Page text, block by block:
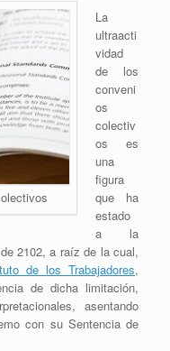
La
ultraacti
vidad
de los
conveni
os
colectiv
os es
una
figura
que ha
estado
a la
2102, a raíz de la cual,
de los Trabajadores,
de dicha limitación,
asentando
con su Sentencia de